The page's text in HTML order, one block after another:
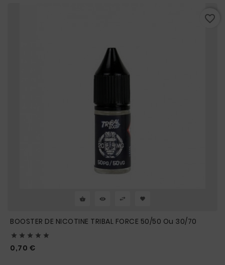
BOOSTER DE NICOTINE TRIBAL FORCE 50/50 Ou 30/70
    
0,70 €
favorite_border